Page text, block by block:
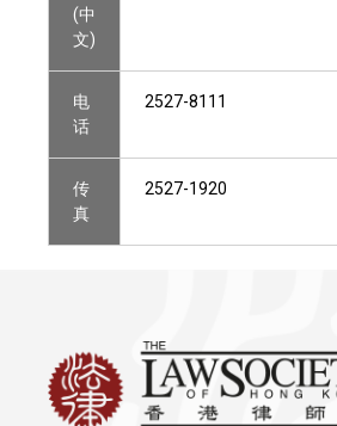
(中
文)
电
话
2527-8111
传
真
2527-1920